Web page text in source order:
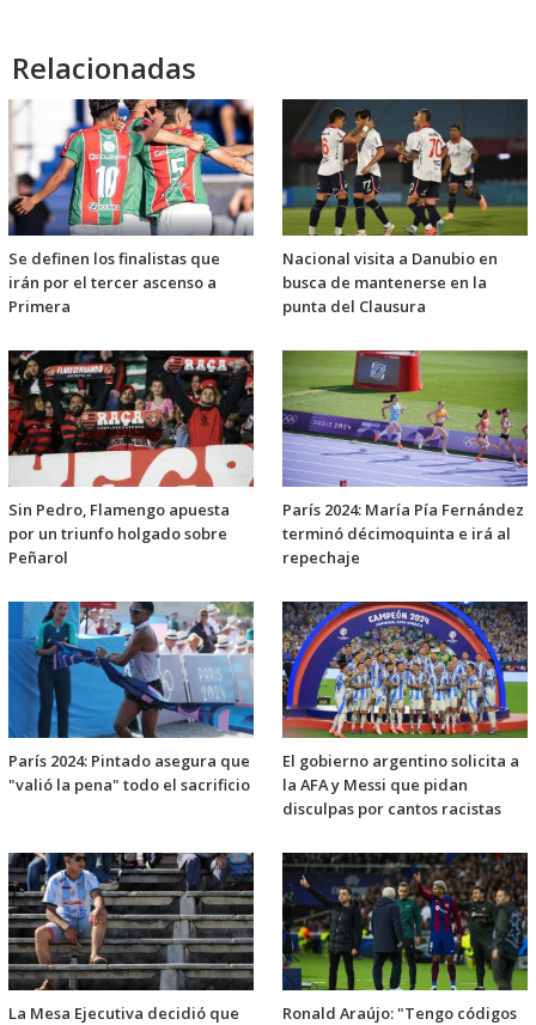
Relacionadas
Se definen los finalistas que
irán por el tercer ascenso a
Primera
Nacional visita a Danubio en
busca de mantenerse en la
punta del Clausura
Sin Pedro, Flamengo apuesta
por un triunfo holgado sobre
Peñarol
París 2024: María Pía Fernández
terminó décimoquinta e irá al
repechaje
París 2024: Pintado asegura que
"valió la pena" todo el sacrificio
El gobierno argentino solicita a
la AFA y Messi que pidan
disculpas por cantos racistas
La Mesa Ejecutiva decidió que Ronald Araújo: "Tengo códigos